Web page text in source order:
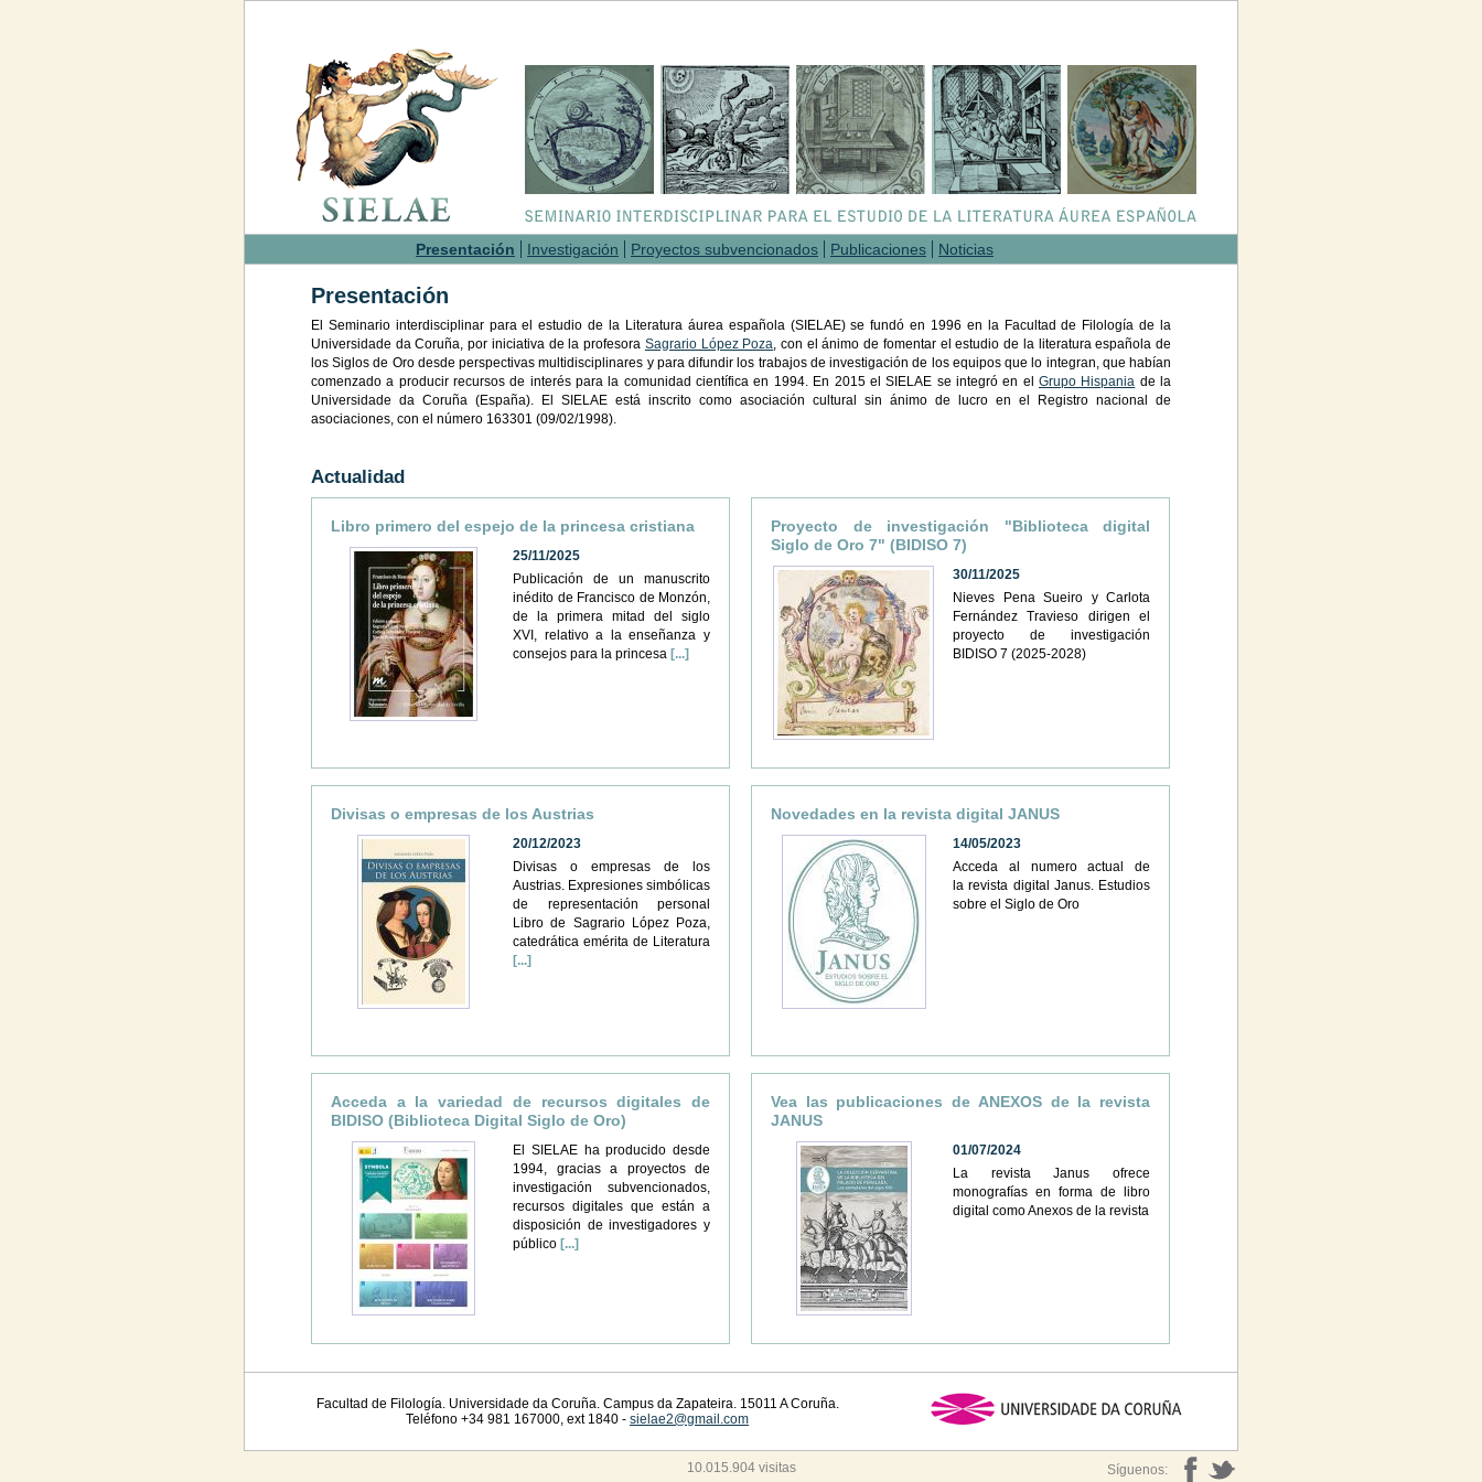
Presentación Investigación Proyectos subvencionados Publicaciones Noticias
Presentación
El Seminario interdisciplinar para el estudio de la Literatura áurea española (SIELAE) se fundó en 1996 en la Facultad de Filología de la
Universidade da Coruña, por iniciativa de la profesora Sagrario López Poza, con el ánimo de fomentar el estudio de la literatura española de
los Siglos de Oro desde perspectivas multidisciplinares y para difundir los trabajos de investigación de los equipos que lo integran, que habían
comenzado a producir recursos de interés para la comunidad científica en 1994. En 2015 el SIELAE se integró en el Grupo Hispania de la
Universidade da Coruña (España). El SIELAE está inscrito como asociación cultural sin ánimo de lucro en el Registro nacional de
asociaciones, con el número 163301 (09/02/1998).
Actualidad
Libro primero del espejo de la princesa cristiana
25/11/2025
Publicación de un manuscrito
inédito de Francisco de Monzón,
de la primera mitad del siglo
XVI, relativo a la enseñanza y
consejos para la princesa [...]
Proyecto de investigación "Biblioteca digital
Siglo de Oro 7" (BIDISO 7)
30/11/2025
Nieves Pena Sueiro y Carlota
Fernández Travieso dirigen el
proyecto de investigación
BIDISO 7 (2025-2028)
Divisas o empresas de los Austrias
20/12/2023
Divisas o empresas de los
Austrias. Expresiones simbólicas
de representación personal
Libro de Sagrario López Poza,
catedrática emérita de Literatura
[...]
Novedades en la revista digital JANUS
14/05/2023
Acceda al numero actual de
la revista digital Janus. Estudios
sobre el Siglo de Oro
Acceda a la variedad de recursos digitales de
BIDISO (Biblioteca Digital Siglo de Oro)
El SIELAE ha producido desde
1994, gracias a proyectos de
investigación subvencionados,
recursos digitales que están a
disposición de investigadores y
público [...]
Vea las publicaciones de ANEXOS de la revista
JANUS
01/07/2024
La revista Janus ofrece
monografías en forma de libro
digital como Anexos de la revista
Facultad de Filología. Universidade da Coruña. Campus da Zapateira. 15011 A Coruña.
Teléfono +34 981 167000, ext 1840 - sielae2@gmail.com
10.015.904 visitas Síguenos: